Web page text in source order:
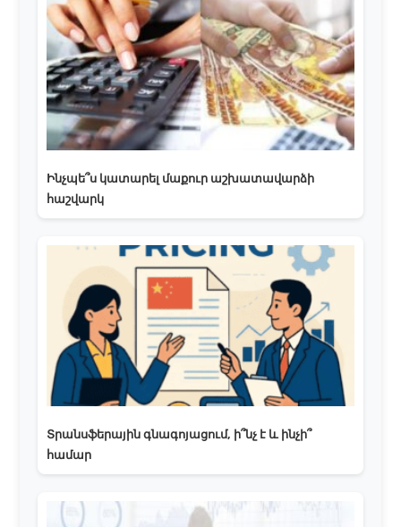
Ինչպե՞ս կատարել մաքուր աշխատավարձի
հաշվարկ
Տրանսֆերային գնագոյացում, ի՞նչ է և ինչի՞
համար